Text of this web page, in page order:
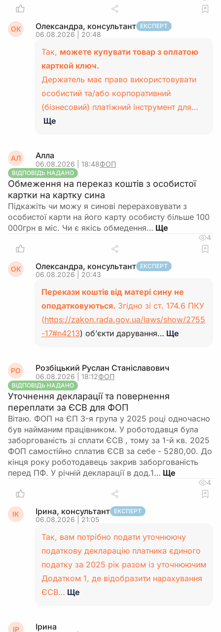
ОК Олександра, консультант ЕКСПЕРТ
06.08.2026 | 20:48
Так, можете купувати товар з оплатою
карткой ключ.
Держатель має право використовувати
особистий та/або корпоративний
(бізнесовий) платіжний інструмент для…
Ще
АЛ Алла
06.08.2026 | 18:48ФОП
ВІДПОВІДЬ НАДАНО
Обмеження на переказ коштів з особистої
картки на картку сина
Підкажіть чи можу я синові перераховувати з
особистої карти на його карту особисту більше 100
000грн в міс. Чи є якісь обмедення…
4
ОК Олександра, консультант ЕКСПЕРТ
06.08.2026 | 20:43
Перекази коштів від матері сину не
оподатковуються. Згідно зі ст. 174.6 ПКУ
(https://zakon.rada.gov.ua/laws/show/2755
-17#n4213) об’єкти дарування… Ще
РО Розбіцький Руслан Станіславович
06.08.2026 | 18:12ФОП
ВІДПОВІДЬ НАДАНО
Уточнення декларації та повернення
переплати за ЄСВ для ФОП
Вітаю. ФОП на ЄП 3-я група у 2025 році одночасно
був найманим працівником. У роботодавця була
заборгованість зі сплати ЄСВ , тому за 1-й кв. 2025
ФОП самостійно сплатив ЄСВ за себе - 5280,00. До
кінця року роботодавець закрив заборгованість
перед ПФ. У річній декларації в дод.1…
4
ІК Ірина, консультант ЕКСПЕРТ
06.08.2026 | 21:05
Так, вам потрібно подати уточнюючу
податкову декларацію платника єдиного
податку за 2025 рік разом із уточнюючим
Додатком 1, де відобразити нарахування
ЄСВ… Ще
ІР Ірина